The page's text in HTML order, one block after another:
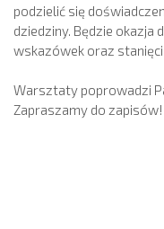
podzielić się
dziedziny. Będzie okazja
wskazówek oraz
Warsztaty poprowadzi
Zapraszamy do zapisów!